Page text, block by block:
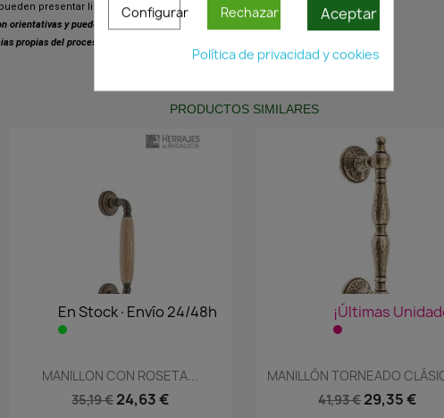
presentar ligeras variaciones respecto
orientativas y pueden presentar pequeñas
propias del proceso de fabricación.
PRODUCTOS SIMILARES
En Stock·Envío 24/48h
Vista rápida
MANILLON CON ROSETA...
35,19 € 24,63 €
¡Últimas
Vista rápida
MANILLÓN TORNEADO
41,93 € 29,35 €
Configurar Rechazar Aceptar
Política de privacidad y cookies